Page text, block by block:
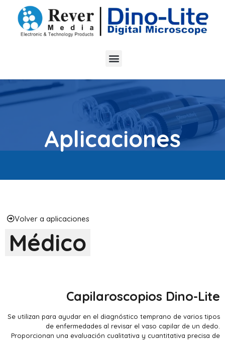
Aplicaciones
Volver a aplicaciones
Médico
Capilaroscopios Dino-Lite
Se utilizan para ayudar en el diagnóstico temprano de varios tipos
de enfermedades al revisar el vaso capilar de un dedo.
Proporcionan una evaluación cualitativa y cuantitativa precisa de